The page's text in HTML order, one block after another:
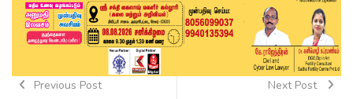
Previous Post Next Post